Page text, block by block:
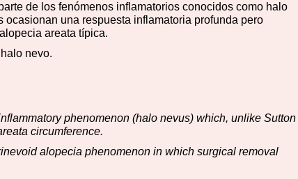
de los fenómenos inflamatorios conocidos como halo
una respuesta inflamatoria profunda pero
areata típica.
nevo.
phenomenon (halo nevus) which, unlike Sutton
circumference.
alopecia phenomenon in which surgical removal